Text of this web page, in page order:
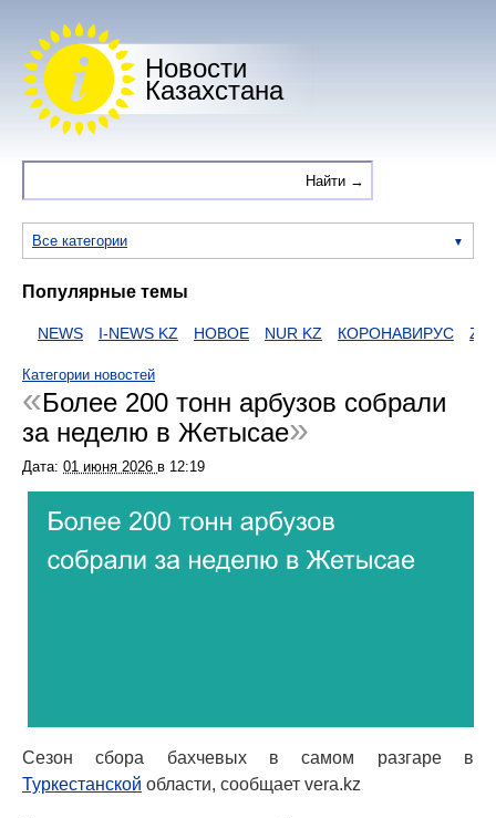
Новости
Казахстана
Все категории
Популярные темы
NEWS I-NEWS KZ НОВОЕ NUR KZ КОРОНАВИРУС
Категории новостей
Более 200 тонн арбузов собрали
за неделю в Жетысае
Дата: 01 июня 2026 в 12:19
Сезон сбора бахчевых в самом разгаре в
Туркестанской области, сообщает vera.kz